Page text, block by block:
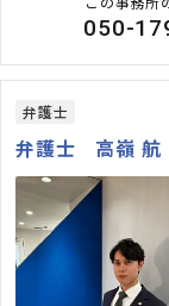
050-
弁護士
弁護士 高嶺 航